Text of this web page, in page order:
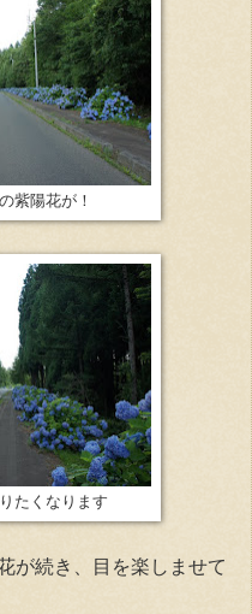
紫陽花が！
たくなります
が続き、目を楽しませて